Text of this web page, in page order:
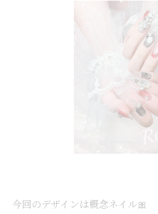
今回のデザインは概念ネイル🎀